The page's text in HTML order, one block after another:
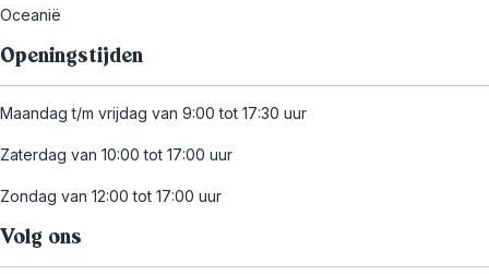
Oceanië
Openingstijden
Maandag t/m vrijdag van 9:00 tot 17:30 uur
Zaterdag van 10:00 tot 17:00 uur
Zondag van 12:00 tot 17:00 uur
Volg ons